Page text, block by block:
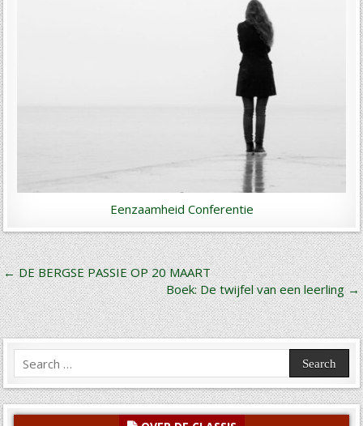
Eenzaamheid Conferentie
Bericht
navigatie
← DE BERGSE PASSIE OP 20 MAART
Boek: De twijfel van een leerling →
Search
for: